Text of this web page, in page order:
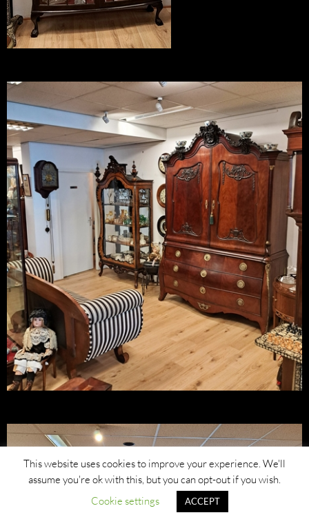
This website uses cookies to improve your experience. We'll
assume you're ok with this, but you can opt-out if you wish.
Cookie settings
ACCEPT